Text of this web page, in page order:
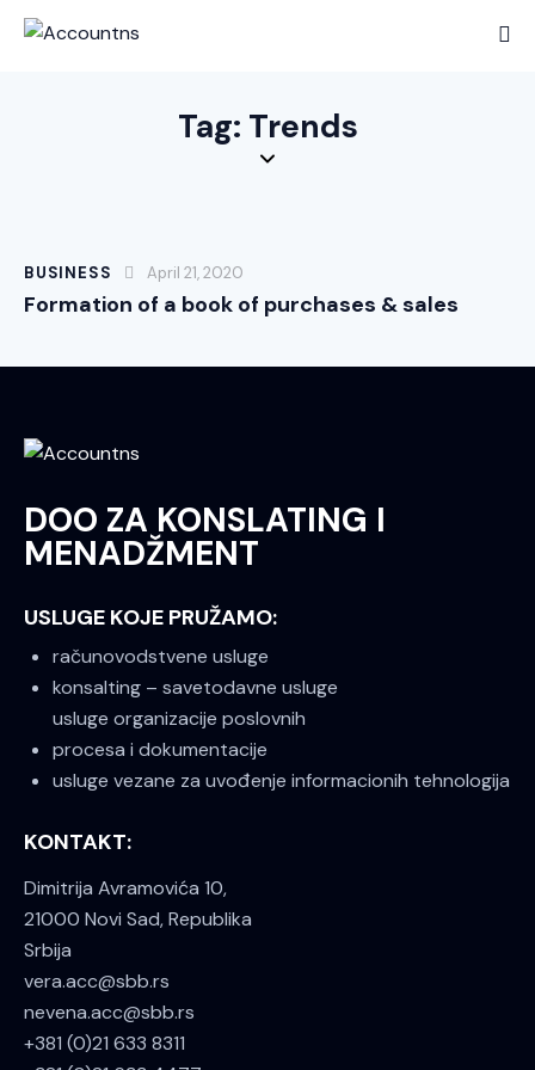
Tag: Trends
BUSINESS April 21, 2020
Formation of a book of purchases & sales
DOO ZA KONSLATING I
MENADŽMENT
USLUGE KOJE PRUŽAMO:
računovodstvene usluge
konsalting – savetodavne usluge
usluge organizacije poslovnih
procesa i dokumentacije
usluge vezane za uvođenje informacionih tehnologija
KONTAKT:
Dimitrija Avramovića 10,
21000 Novi Sad, Republika
Srbija
vera.acc@sbb.rs
nevena.acc@sbb.rs
+381 (0)21 633 8311